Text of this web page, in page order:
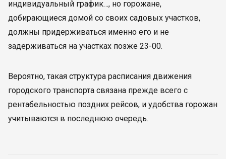
индивидуальный график…, но горожане,
добирающиеся домой со своих садовых участков,
должны придерживаться именно его и не
задерживаться на участках позже 23-00.
Вероятно, такая структура расписания движения
городского транспорта связана прежде всего с
рентабельностью поздних рейсов, и удобства горожан
учитываются в последнюю очередь.